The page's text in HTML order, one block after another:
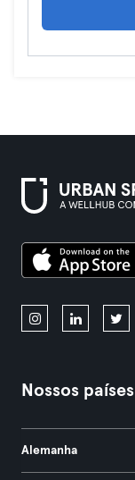
Nossos países
Alemanha